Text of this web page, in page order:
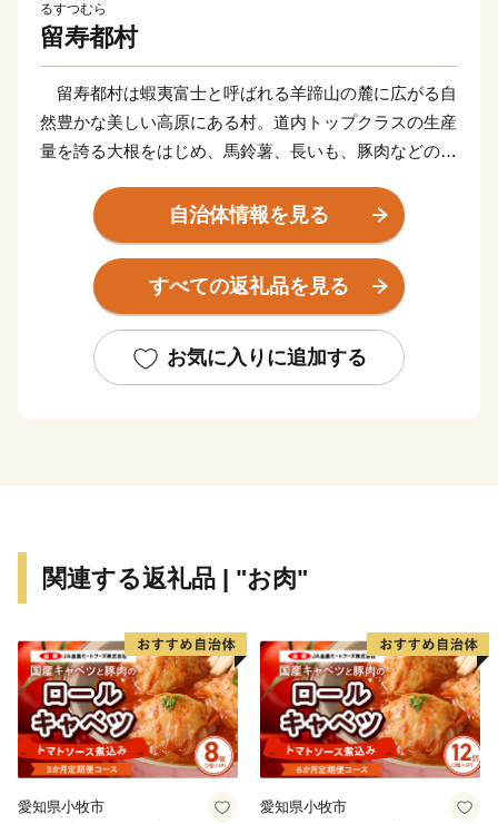
るすつむら
留寿都村
留寿都村は蝦夷富士と呼ばれる羊蹄山の麓に広がる自
然豊かな美しい高原にある村。道内トップクラスの生産
量を誇る大根をはじめ、馬鈴薯、長いも、豚肉などの生
ゾートを中心に、スキー、ゴルフ、パラグライダー、マ
ウンテンバイク、登山など、アウトドアスポーツを楽し
む人々の聖地になっています。
近年は海外からの観光客も増え、国際的な観光地へと
びに来てください！
自治体情報を見る
すべての返礼品を見る
お気に入りに追加する
関連する返礼品 | "お肉"
愛知県小牧市 愛知県小牧市